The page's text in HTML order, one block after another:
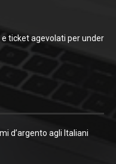
e ticket agevolati per under
d’argento agli Italiani